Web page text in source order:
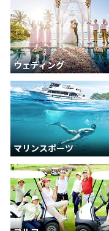
ウェディング
マリンスポーツ